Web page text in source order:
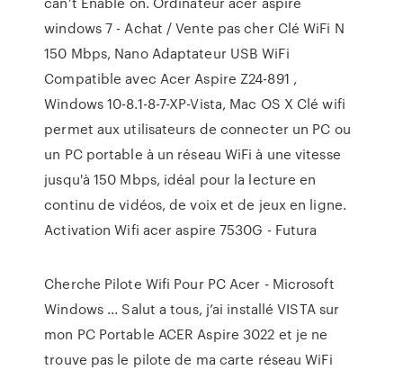
windows 7 - Achat / Vente pas cher Clé WiFi N
150 Mbps, Nano Adaptateur USB WiFi
Compatible avec Acer Aspire Z24-891 ,
Windows 10-8.1-8-7-XP-Vista, Mac OS X Clé wifi
permet aux utilisateurs de connecter un PC ou
un PC portable à un réseau WiFi à une vitesse
jusqu'à 150 Mbps, idéal pour la lecture en
continu de vidéos, de voix et de jeux en ligne.
Activation Wifi acer aspire 7530G - Futura
Cherche Pilote Wifi Pour PC Acer - Microsoft
Windows ... Salut a tous, j’ai installé VISTA sur
mon PC Portable ACER Aspire 3022 et je ne
trouve pas le pilote de ma carte réseau WiFi